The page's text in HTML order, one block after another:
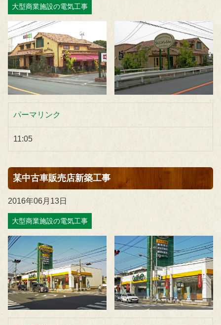
大型商業施設の電気工事
パーマリンク
11:05
某中古車販売店新築工事
2016年06月13日
大型商業施設の電気工事